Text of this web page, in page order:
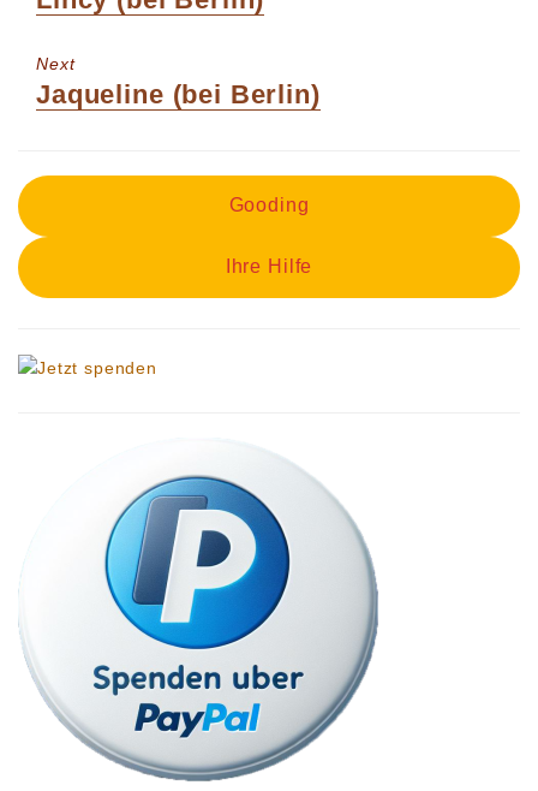
Next
Next
Jaqueline (bei Berlin)
Gooding
Ihre Hilfe